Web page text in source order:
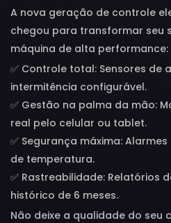
A nova geração de controle
chegou para transformar seu
máquina de alta performance:
✅ Controle total: Sensores de
intermitência configurável.
✅ Gestão na palma da mão:
real pelo celular ou tablet.
✅ Segurança máxima:
de temperatura.
✅ Rastreabilidade: Relatórios
histórico de 6 meses.
Não deixe a qualidade do seu